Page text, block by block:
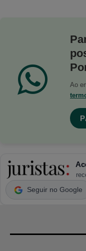
Ao
Seguir no Google